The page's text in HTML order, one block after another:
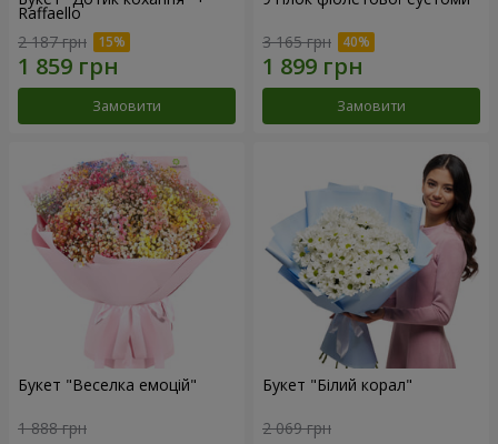
Raffaello
2 187 грн
Замовити
3 165 грн
Замовити
Букет "Веселка емоцій"
1 888 грн
Букет "Білий корал"
2 069 грн